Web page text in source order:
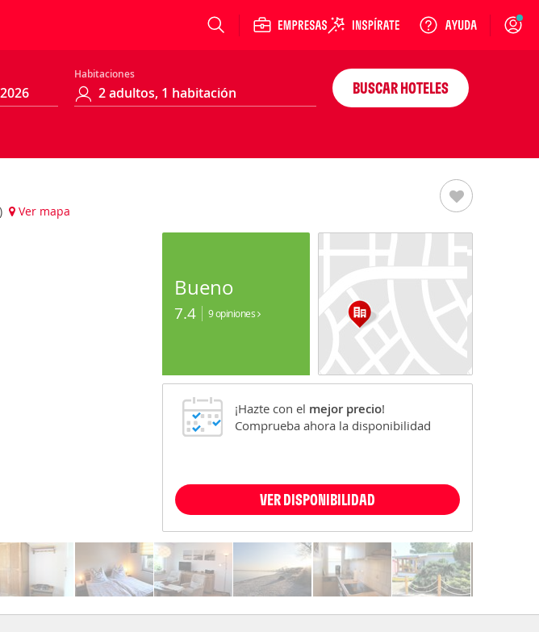
Login
Habitaciones
BUSCAR HOTELES
Ver mapa
Bueno
7.4 9 opiniones
¡Hazte con el mejor precio!
Comprueba ahora la disponibilidad
VER DISPONIBILIDAD